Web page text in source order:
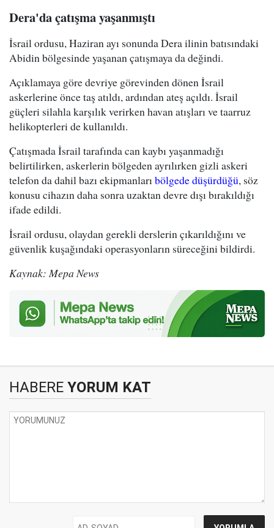
Dera'da çatışma yaşanmıştı
İsrail ordusu, Haziran ayı sonunda Dera ilinin batısındaki
Abidin bölgesinde yaşanan çatışmaya da değindi.
Açıklamaya göre devriye görevinden dönen İsrail
askerlerine önce taş atıldı, ardından ateş açıldı. İsrail
güçleri silahla karşılık verirken havan atışları ve taarruz
helikopterleri de kullanıldı.
Çatışmada İsrail tarafında can kaybı yaşanmadığı
belirtilirken, askerlerin bölgeden ayrılırken gizli askeri
telefon da dahil bazı ekipmanları bölgede düşürdüğü, söz
konusu cihazın daha sonra uzaktan devre dışı bırakıldığı
ifade edildi.
İsrail ordusu, olaydan gerekli derslerin çıkarıldığını ve
güvenlik kuşağındaki operasyonların süreceğini bildirdi.
Kaynak: Mepa News
HABERE YORUM KAT